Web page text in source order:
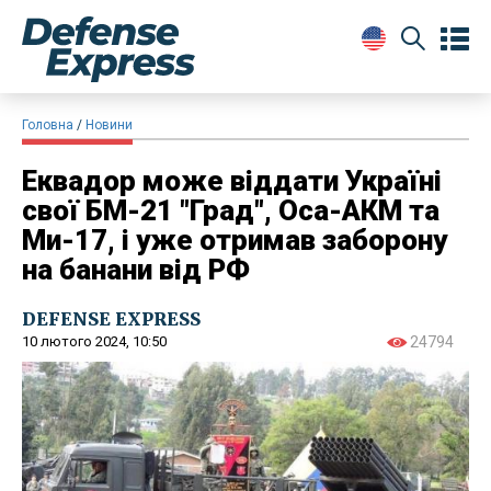
Головна Новини
Еквадор може віддати Україні
свої БМ-21 "Град", Оса-АКМ та
Ми-17, і уже отримав заборону
на банани від РФ
DEFENSE EXPRESS
10 лютого 2024, 10:50 24794